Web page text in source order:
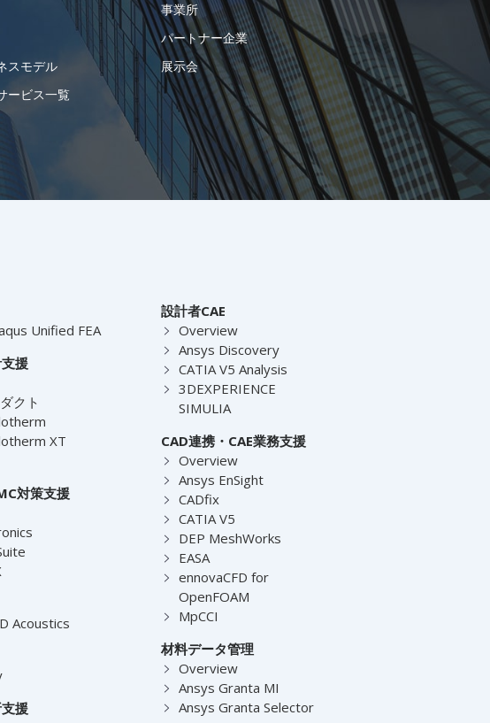
スモデル
ービス一覧
事業所
パートナー企業
展示会
Unified FEA
援
クト
XT
対策支援
Acoustics
援
設計者CAE
Overview
Ansys Discovery
CATIA V5 Analysis
3DEXPERIENCE
SIMULIA
CAD連携・CAE業務支援
Overview
Ansys EnSight
CADfix
CATIA V5
DEP MeshWorks
EASA
ennovaCFD for
OpenFOAM
MpCCI
材料データ管理
Overview
Ansys Granta MI
Ansys Granta Selector